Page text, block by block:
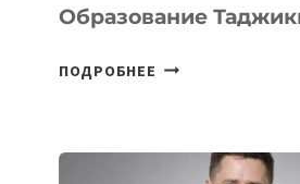
Образование
ПОДРОБНЕЕ 6
КОТОРЫЕ